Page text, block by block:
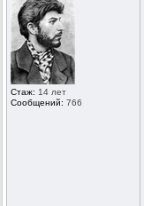
Стаж: 14 лет
Сообщений: 766